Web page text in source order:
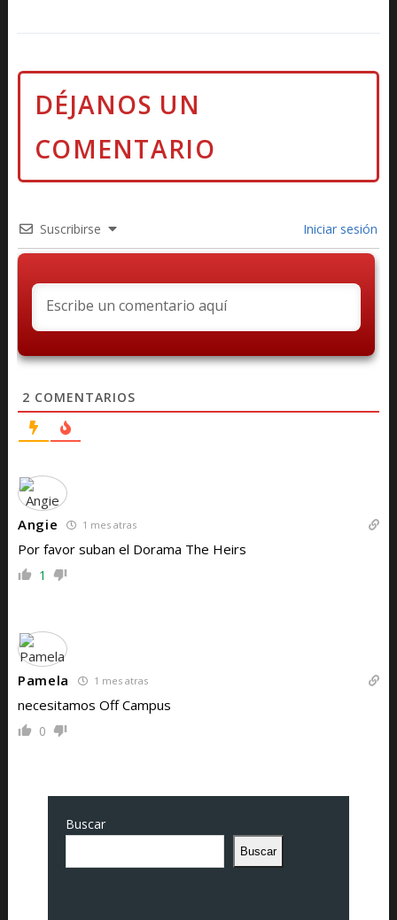
Suscribirse Iniciar sesión
2 COMENTARIOS
Angie 1 mes atras
Por favor suban el Dorama The Heirs
1
Pamela 1 mes atras
necesitamos Off Campus
0
Buscar
Buscar